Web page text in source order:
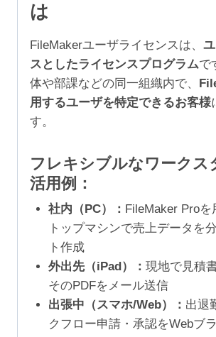
は
FileMakerユーザライセンスは、
スとしたライセンスプログラムで
体や部課などの同一組織内で、
用するユーザを特定できるお客様
す。
フレキシブルなワークス
活用例：
社内（PC）： FileMaker Proを
トップマシンで売上データを
ト作成
外出先（iPad）： 現地で見積
そのPDFをメール送信
出張中（スマホ/Web）： 出退
クフロー申請・承認をWebブ